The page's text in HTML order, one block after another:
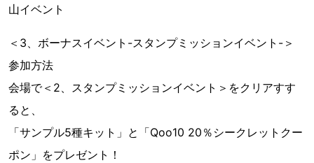
山イベント
＜3、ボーナスイベント-スタンプミッションイベント-＞
参加方法
会場で＜2、スタンプミッションイベント＞をクリアすす
ると、
「サンプル5種キット」と「Qoo10 20％シークレットクー
ポン」をプレゼント！